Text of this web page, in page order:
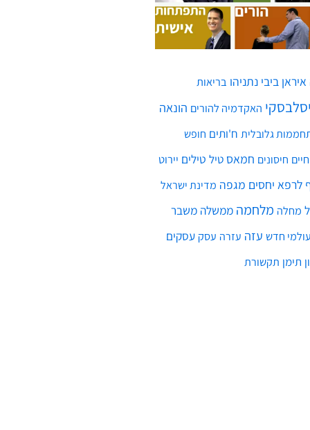
איראן ביבי נתניהו בריאות
האקדמיה להורים הונאה
גלובלית ח'ותים חופש
חיים חיסונים חמאס טיל טילים יירוט
לרפא יחסים מגפה מדינת ישראל
מחלה מלחמה ממשלה משבר
חדש עזה עזרה עסק עסקים
תימן תקשורת